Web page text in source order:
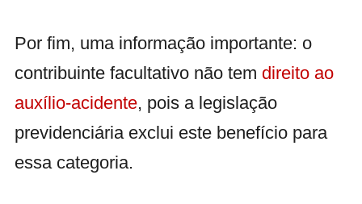
Por fim, uma informação importante: o
contribuinte facultativo não tem direito ao
auxílio-acidente, pois a legislação
previdenciária exclui este benefício para
essa categoria.